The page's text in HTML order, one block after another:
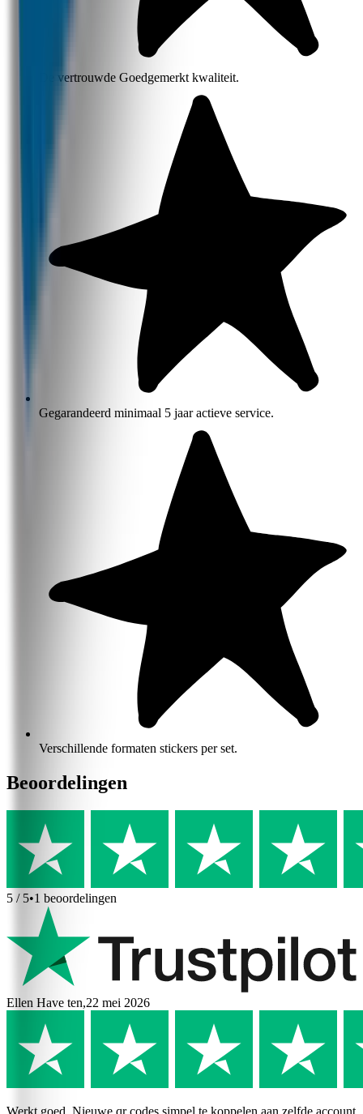
De vertrouwde Goedgemerkt kwaliteit.
Gegarandeerd minimaal 5 jaar actieve service.
Verschillende formaten stickers per set.
Beoordelingen
5 / 5•1 beoordelingen
Ellen Have ten,22 mei 2026
Werkt goed. Nieuwe qr codes simpel te koppelen aan zelfde account